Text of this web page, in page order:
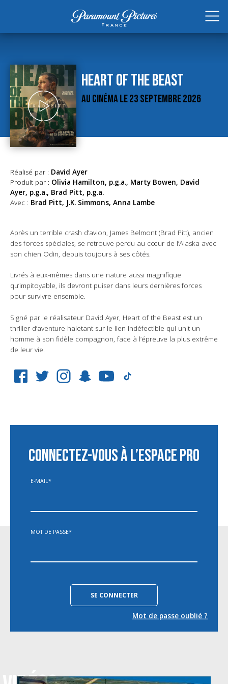
HEART OF THE BEAST
AU CINÉMA LE 23 SEPTEMBRE 2026
Réalisé par : David Ayer
Produit par : Olivia Hamilton, p.g.a., Marty Bowen, David
Ayer, p.g.a., Brad Pitt, p.g.a.
Avec : Brad Pitt, J.K. Simmons, Anna Lambe
Après un terrible crash d’avion, James Belmont (Brad Pitt), ancien
des forces spéciales, se retrouve perdu au cœur de l’Alaska avec
son chien Odin, depuis toujours à ses côtés.
Livrés à eux-mêmes dans une nature aussi magnifique
qu’impitoyable, ils devront puiser dans leurs dernières forces
pour survivre ensemble.
Signé par le réalisateur David Ayer, Heart of the Beast est un
thriller d’aventure haletant sur le lien indéfectible qui unit un
homme à son fidèle compagnon, face à l’épreuve la plus extrême
de leur vie.
CONNECTEZ-VOUS À L’ESPACE PRO
E-MAIL*
MOT DE PASSE*
Mot de passe oublié ?